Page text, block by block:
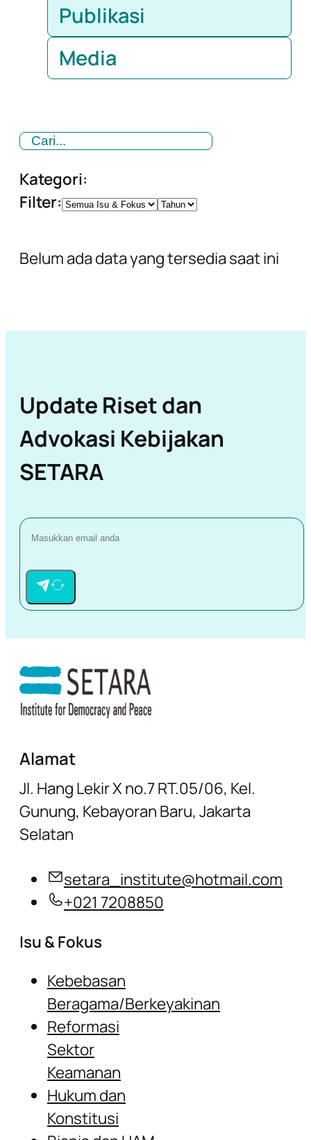
Publikasi
Media
Kategori:
Filter:
Belum ada data yang tersedia saat ini
Update Riset dan
Advokasi Kebijakan
SETARA
Alamat
Jl. Hang Lekir X no.7 RT.05/06, Kel.
Gunung, Kebayoran Baru, Jakarta
Selatan
setara_institute@hotmail.com
+021 7208850
Isu & Fokus
Kebebasan
Beragama/Berkeyakinan
Reformasi
Sektor
Keamanan
Hukum dan
Konstitusi